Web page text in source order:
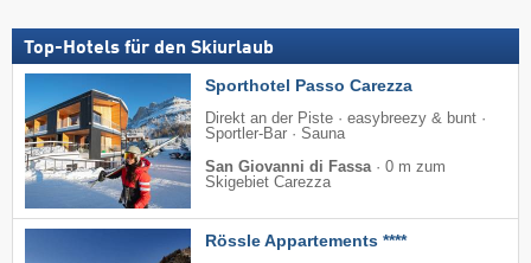
Top-Hotels für den Skiurlaub
Sporthotel Passo Carezza
Direkt an der Piste · easybreezy & bunt ·
Sportler-Bar · Sauna
San Giovanni di Fassa· 0 m zum
Skigebiet Carezza
Rössle Appartements ****